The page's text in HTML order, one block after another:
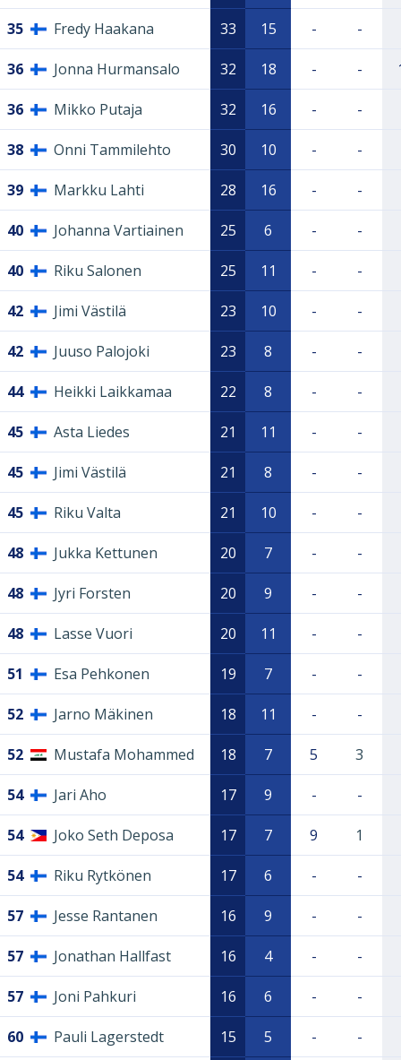
35 Fredy Haakana 33 15 - -
36 Jonna Hurmansalo 32 18 - -
36 Mikko Putaja 32 16 - -
38 Onni Tammilehto 30 10 - -
39 Markku Lahti 28 16 - -
40 Johanna Vartiainen 25 6 - -
40 Riku Salonen 25 11 - -
42 Jimi Västilä 23 10 - -
42 Juuso Palojoki 23 8 - -
44 Heikki Laikkamaa 22 8 - -
45 Asta Liedes 21 11 - -
45 Jimi Västilä 21 8 - -
45 Riku Valta 21 10 - -
48 Jukka Kettunen 20 7 - -
48 Jyri Forsten 20 9 - -
48 Lasse Vuori 20 11 - -
51 Esa Pehkonen 19 7 - -
52 Jarno Mäkinen 18 11 - -
52 Mustafa Mohammed 18 7 5 3
54 Jari Aho 17 9 - -
54 Joko Seth Deposa 17 7 9 1
54 Riku Rytkönen 17 6 - -
57 Jesse Rantanen 16 9 - -
57 Jonathan Hallfast 16 4 - -
57 Joni Pahkuri 16 6 - -
60 Pauli Lagerstedt 15 5 - -